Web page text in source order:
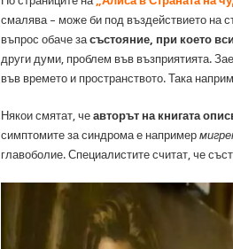
смалява – може би под въздействието на
въпрос обаче за състояние, при което
други думи, проблем във възприятията.
във времето и пространството. Така
Някои смятат, че авторът на книгата
симптомите за синдрома е например
главоболие. Специалистите считат, че